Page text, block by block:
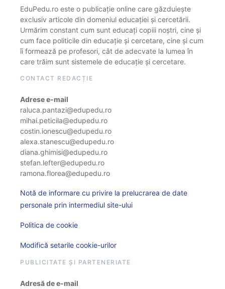
EduPedu.ro este o publicație online care găzduiește
exclusiv articole din domeniul educației și cercetării.
Urmărim constant cum sunt educați copiii noștri, cine și
cum face politicile din educație și cercetare, cine și cum
îi formează pe profesori, cât de adecvate la lumea în
care trăim sunt sistemele de educație și cercetare.
CONTACT REDACȚIE
Adrese e-mail
raluca.pantazi@edupedu.ro
mihai.peticila@edupedu.ro
costin.ionescu@edupedu.ro
alexa.stanescu@edupedu.ro
diana.ghimisi@edupedu.ro
stefan.lefter@edupedu.ro
ramona.florea@edupedu.ro
Notă de informare cu privire la prelucrarea de date
personale prin intermediul site-ului
Politica de cookie
Modifică setarile cookie-urilor
PUBLICITATE ȘI PARTENERIATE
Adresă de e-mail